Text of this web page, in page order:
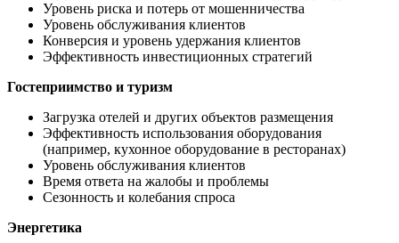
Уровень риска и потерь от мошенничества
Уровень обслуживания клиентов
Конверсия и уровень удержания клиентов
Эффективность инвестиционных стратегий
Гостеприимство и туризм
Загрузка отелей и других объектов размещения
Эффективность использования оборудования
(например, кухонное оборудование в ресторанах)
Уровень обслуживания клиентов
Время ответа на жалобы и проблемы
Сезонность и колебания спроса
Энергетика